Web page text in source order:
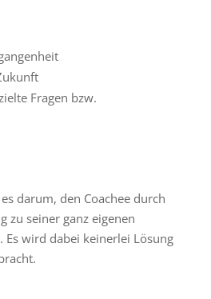
Fragen bzw.
darum, den Coachee durch
zu seiner ganz eigenen
Es wird dabei keinerlei Lösung